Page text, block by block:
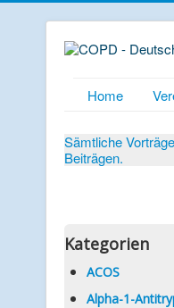
Home
Sämtliche
Beiträgen.
Kategorien
ACOS
Alpha-1-